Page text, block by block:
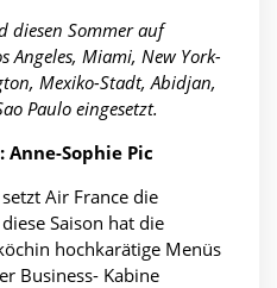
diesen Sommer auf
Angeles, Miami, New York-
Mexiko-Stadt, Abidjan,
Paulo eingesetzt.
Anne-Sophie Pic
Air France die
Saison hat die
hochkarätige Menüs
Business- Kabine